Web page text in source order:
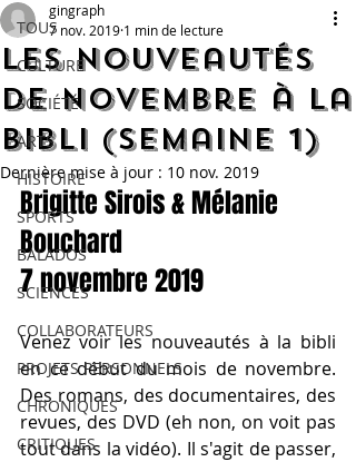
TOUS
CULTURE
SOCIÉTÉ
ARTS
HISTOIRE
SPORTS
BALADOS
SCIENCES
COLLABORATEURS
PROJETS PERSONNELS
CHRONIQUES
CRITIQUES
Les nouveautés
de novembre à la
bibli (semaine 1)
gingraph
7 nov. 2019 1 min de lecture
Dernière mise à jour : 10 nov. 2019
Brigitte Sirois & Mélanie
Bouchard
7 novembre 2019
Venez voir les nouveautés à la bibli
en ce début du mois de novembre.
Des romans, des documentaires, des
revues, des DVD (eh non, on voit pas
tout dans la vidéo). Il s'agit de passer,